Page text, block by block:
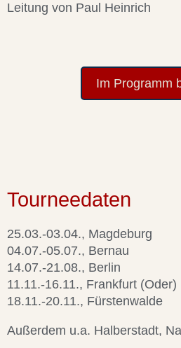
Leitung von Paul Heinrich
Im Programm
Tourneedaten
25.03.-03.04., Magdeburg
04.07.-05.07., Bernau
14.07.-21.08., Berlin
11.11.-16.11., Frankfurt (Oder)
18.11.-20.11., Fürstenwalde
Außerdem u.a. Halberstadt,